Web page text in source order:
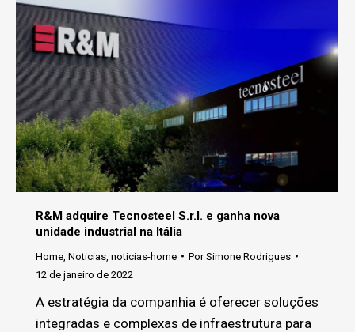
R&M adquire Tecnosteel S.r.l. e ganha nova
unidade industrial na Itália
Home Noticias noticias-home PorSimone Rodrigues
12 de janeiro de 2022
A estratégia da companhia é oferecer soluções
integradas e complexas de infraestrutura para